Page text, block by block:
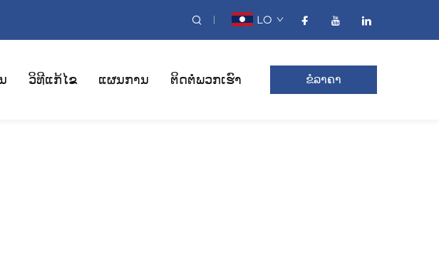
LO
ວິທີແກ້ໄຂ ແຜນການ ຕິດຕໍ່ພວກເຮົາ ຂໍລາຄາ